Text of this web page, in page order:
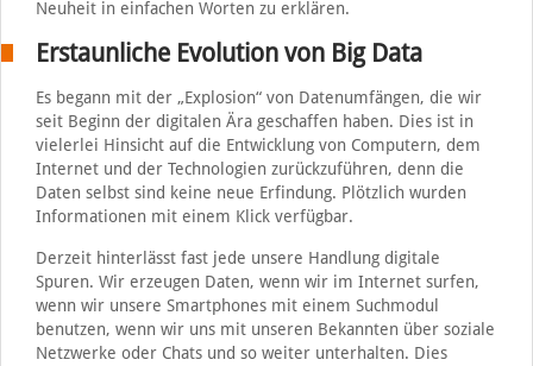
Neuheit in einfachen Worten zu erklären.
Erstaunliche Evolution von Big Data
Es begann mit der „Explosion“ von Datenumfängen, die wir
seit Beginn der digitalen Ära geschaffen haben. Dies ist in
vielerlei Hinsicht auf die Entwicklung von Computern, dem
Internet und der Technologien zurückzuführen, denn die
Daten selbst sind keine neue Erfindung. Plötzlich wurden
Informationen mit einem Klick verfügbar.
Derzeit hinterlässt fast jede unsere Handlung digitale
Spuren. Wir erzeugen Daten, wenn wir im Internet surfen,
wenn wir unsere Smartphones mit einem Suchmodul
benutzen, wenn wir uns mit unseren Bekannten über soziale
Netzwerke oder Chats und so weiter unterhalten. Dies